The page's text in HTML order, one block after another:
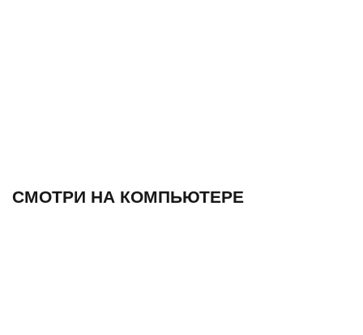
СМОТРИ НА КОМПЬЮТЕРЕ